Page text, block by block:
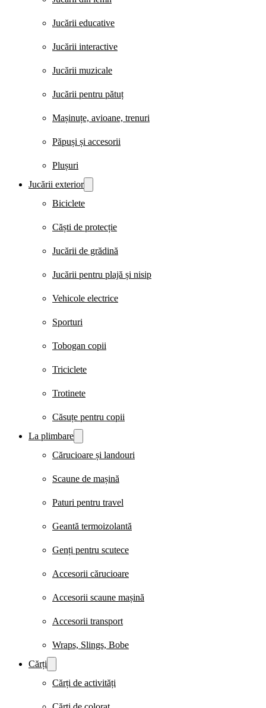
Jucării educative
Jucării interactive
Jucării muzicale
Jucării pentru pătuț
Mașinuțe, avioane, trenuri
Păpuși și accesorii
Plușuri
Jucării exterior
Biciclete
Căști de protecție
Jucării de grădină
Jucării pentru plajă și nisip
Vehicole electrice
Sporturi
Tobogan copii
Triciclete
Trotinete
Căsuțe pentru copii
La plimbare
Cărucioare și landouri
Scaune de mașină
Paturi pentru travel
Geantă termoizolantă
Genți pentru scutece
Accesorii cărucioare
Accesorii scaune mașină
Accesorii transport
Wraps, Slings, Bobe
Cărți
Cărți de activități